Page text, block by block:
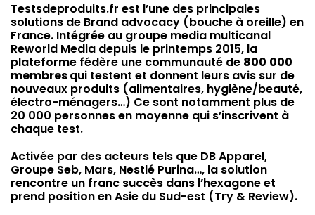
Testsdeproduits.fr est l’une des principales
solutions de Brand advocacy (bouche à oreille) en
France. Intégrée au groupe media multicanal
Reworld Media depuis le printemps 2015, la
plateforme fédère une communauté de 800 000
membresqui testent et donnent leurs avis sur de
nouveaux produits (alimentaires, hygiène/beauté,
électro-ménagers…) Ce sont notamment plus de
20 000 personnes en moyenne qui s’inscrivent à
chaque test.
Activée par des acteurs tels que DB Apparel,
Groupe Seb, Mars, Nestlé Purina…, la solution
rencontre un franc succès dans l’hexagone et
prend position en Asie du Sud-est (Try & Review).